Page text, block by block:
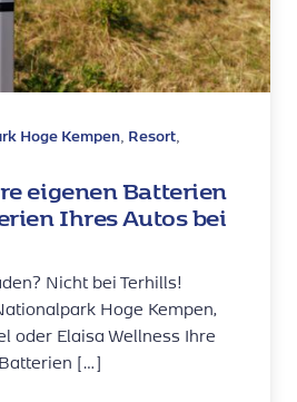
Hoge Kempen, Resort,
eigenen Batterien
Ihres Autos bei
Nicht bei Terhills!
Hoge Kempen,
oder Elaisa Wellness Ihre
[…]